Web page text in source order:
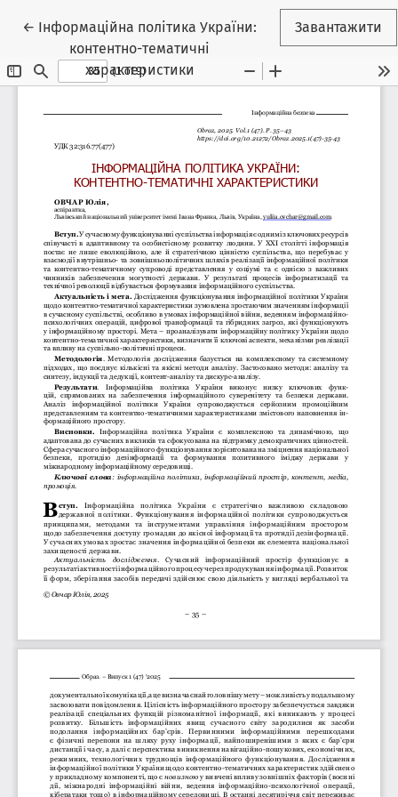
← Повернутися до подробиць статті
Інформаційна політика України:
контентно-тематичні
характеристики
Завантажити